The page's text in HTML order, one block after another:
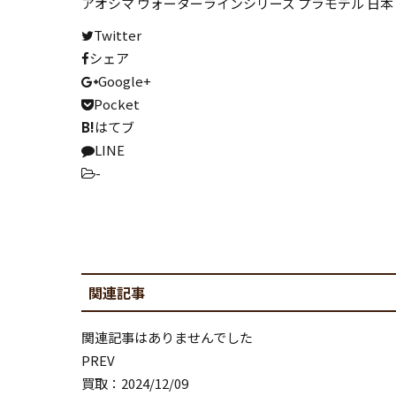
プラモデル
Twitter
シェア
Google+
Pocket
B!はてブ
LINE
-
関連記事
関連記事はありませんでした
PREV
買取：2024/12/09